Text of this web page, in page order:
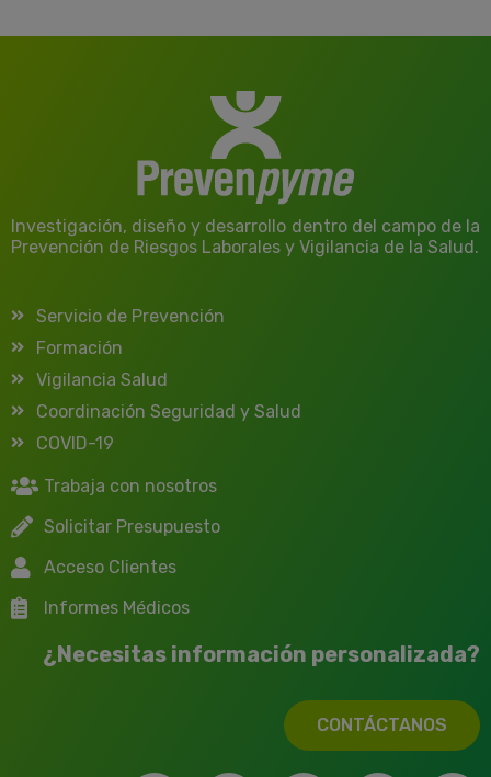
Investigación, diseño y desarrollo dentro del campo de la
Prevención de Riesgos Laborales y Vigilancia de la Salud.
Servicio de Prevención
Formación
Vigilancia Salud
Coordinación Seguridad y Salud
COVID-19
Trabaja con nosotros
Solicitar Presupuesto
Acceso Clientes
Informes Médicos
¿Necesitas información personalizada?
CONTÁCTANOS